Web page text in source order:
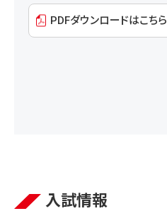
PDFダウンロードはこちら
入試情報